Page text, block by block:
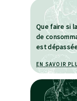
Que faire si
de
est
EN SAVOIR